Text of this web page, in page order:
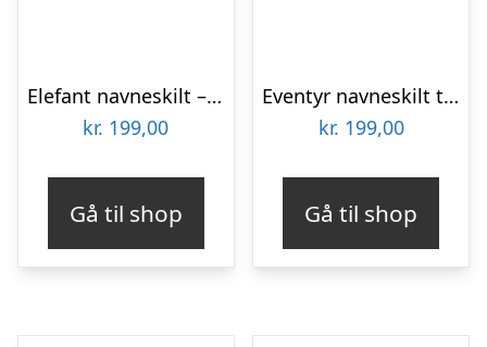
Elefant navneskilt – træ
kr. 199,00
Gå til shop
Eventyr navneskilt træ
kr. 199,00
Gå til shop